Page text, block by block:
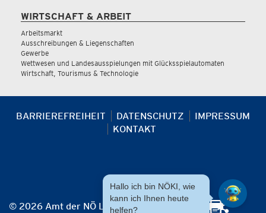
WIRTSCHAFT & ARBEIT
Arbeitsmarkt
Ausschreibungen & Liegenschaften
Gewerbe
Wettwesen und Landesausspielungen mit Glücksspielautomaten
Wirtschaft, Tourismus & Technologie
BARRIEREFREIHEIT DATENSCHUTZ
IMPRESSUM
KONTAKT
© 2026 Amt der NÖ Landesregierung
Hallo ich bin NÖKI, wie
kann ich Ihnen heute
helfen?